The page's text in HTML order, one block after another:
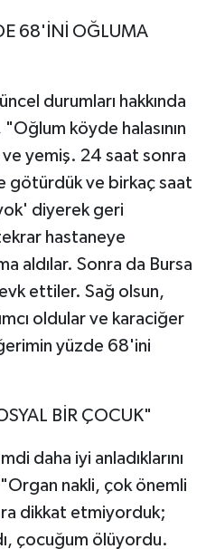
68'İNİ OĞLUMA
durumları hakkında
köyde halasının
yemiş. 24 saat sonra
götürdük ve birkaç saat
diyerek geri
hastaneye
aldılar. Sonra da Bursa
ettiler. Sağ olsun,
oldular ve karaciğer
yüzde 68'ini
BİR ÇOCUK"
daha iyi anladıklarını
nakli, çok önemli
dikkat etmiyorduk;
çocuğum ölüyordu.